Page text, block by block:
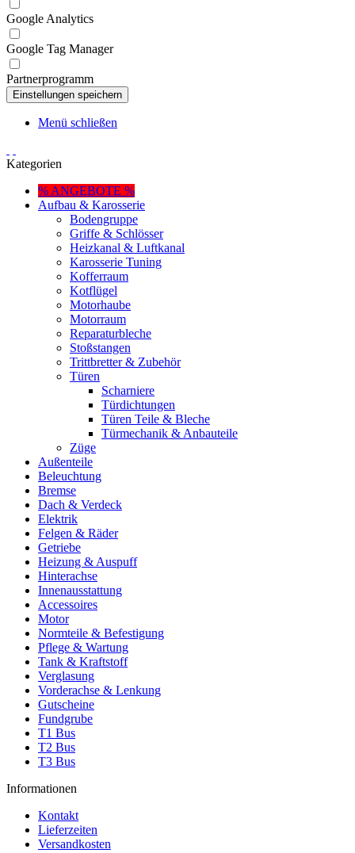
Google Analytics
Google Tag Manager
Partnerprogramm
Menü schließen
Kategorien
% ANGEBOTE %
Aufbau & Karosserie
Bodengruppe
Griffe & Schlösser
Heizkanal & Luftkanal
Karosserie Tuning
Kofferraum
Kotflügel
Motorhaube
Motorraum
Reparaturbleche
Stoßstangen
Trittbretter & Zubehör
Türen
Scharniere
Türdichtungen
Türen Teile & Bleche
Türmechanik & Anbauteile
Züge
Außenteile
Beleuchtung
Bremse
Dach & Verdeck
Elektrik
Felgen & Räder
Getriebe
Heizung & Auspuff
Hinterachse
Innenausstattung
Accessoires
Motor
Normteile & Befestigung
Pflege & Wartung
Tank & Kraftstoff
Verglasung
Vorderachse & Lenkung
Gutscheine
Fundgrube
T1 Bus
T2 Bus
T3 Bus
Informationen
Kontakt
Lieferzeiten
Versandkosten